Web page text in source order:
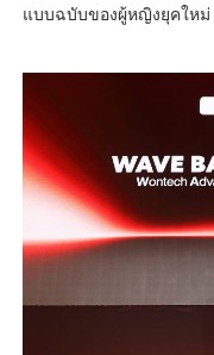
แบบฉบับของผู้หญิงยุคใหม่